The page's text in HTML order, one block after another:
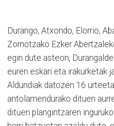
Durango, Atxondo, Elorrio,
Zornotzako Ezker
egin dute asteon,
euren eskari eta irakurketak
Aldundiak datozen 16
antolamendurako dituen
dituen plangintzaren